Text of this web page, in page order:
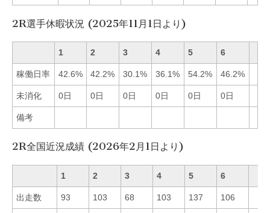
2R選手休暇状況 (2025年11月1日より)
1 2 3 4 5 6
稼働日率 42.6% 42.2% 30.1% 36.1% 54.2% 46.2%
未消化 0日 0日 0日 0日 0日 0日
備考
2R全国近況成績 (2026年2月1日より)
1 2 3 4 5 6
出走数 93 103 68 103 137 106